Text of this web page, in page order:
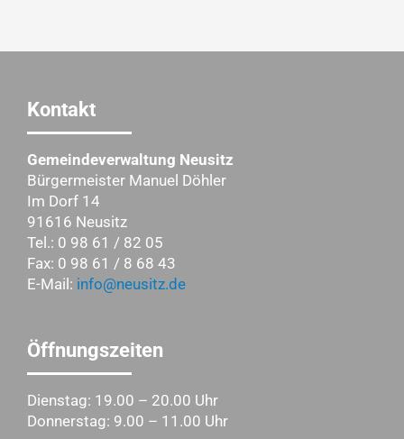
Kontakt
Gemeindeverwaltung Neusitz
Bürgermeister Manuel Döhler
Im Dorf 14
91616 Neusitz
Tel.: 0 98 61 / 82 05
Fax: 0 98 61 / 8 68 43
E-Mail: info@neusitz.de
Öffnungszeiten
Dienstag: 19.00 – 20.00 Uhr
Donnerstag: 9.00 – 11.00 Uhr